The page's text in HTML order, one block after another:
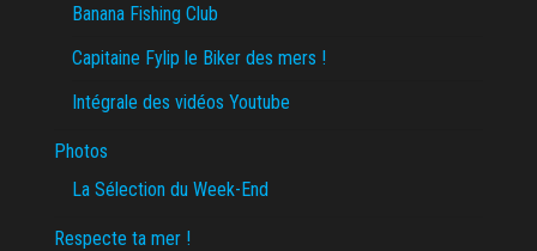
Banana Fishing Club
Capitaine Fylip le Biker des mers !
Intégrale des vidéos Youtube
Photos
La Sélection du Week-End
Respecte ta mer !